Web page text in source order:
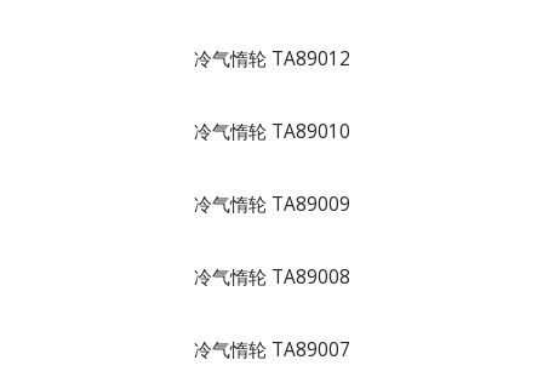
冷气惰轮 TA89012
冷气惰轮 TA89010
冷气惰轮 TA89009
冷气惰轮 TA89008
冷气惰轮 TA89007